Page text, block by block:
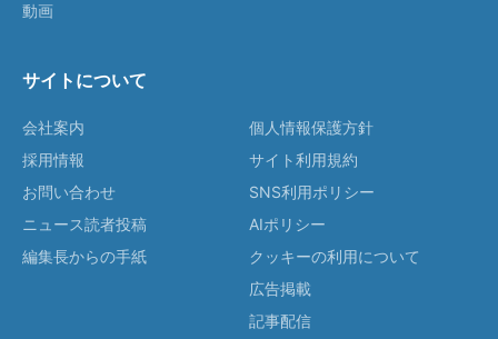
動画
サイトについて
会社案内
採用情報
お問い合わせ
ニュース読者投稿
編集長からの手紙
個人情報保護方針
サイト利用規約
SNS利用ポリシー
AIポリシー
クッキーの利用について
広告掲載
記事配信